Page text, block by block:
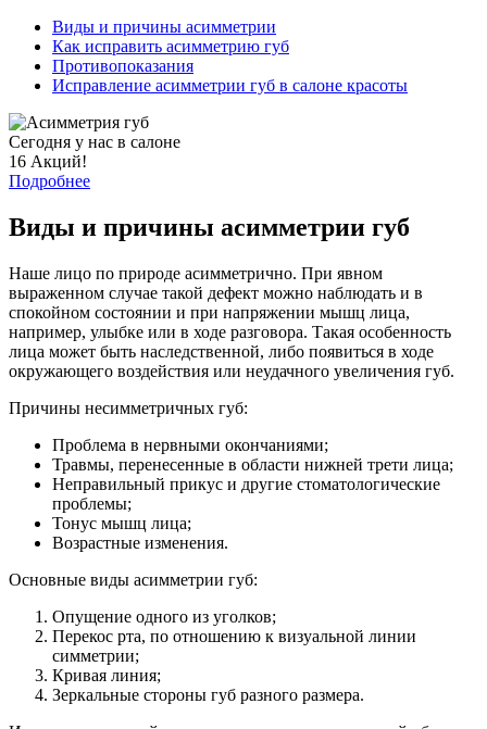
Виды и причины асимметрии
Как исправить асимметрию губ
Противопоказания
Исправление асимметрии губ в салоне красоты
Сегодня у нас в салоне
16 Акций!
Подробнее
Виды и причины асимметрии губ
Наше лицо по природе асимметрично. При явном
выраженном случае такой дефект можно наблюдать и в
спокойном состоянии и при напряжении мышц лица,
например, улыбке или в ходе разговора. Такая особенность
лица может быть наследственной, либо появиться в ходе
окружающего воздействия или неудачного увеличения губ.
Причины несимметричных губ:
Проблема в нервными окончаниями;
Травмы, перенесенные в области нижней трети лица;
Неправильный прикус и другие стоматологические
проблемы;
Тонус мышц лица;
Возрастные изменения.
Основные виды асимметрии губ:
Опущение одного из уголков;
Перекос рта, по отношению к визуальной линии
симметрии;
Кривая линия;
Зеркальные стороны губ разного размера.